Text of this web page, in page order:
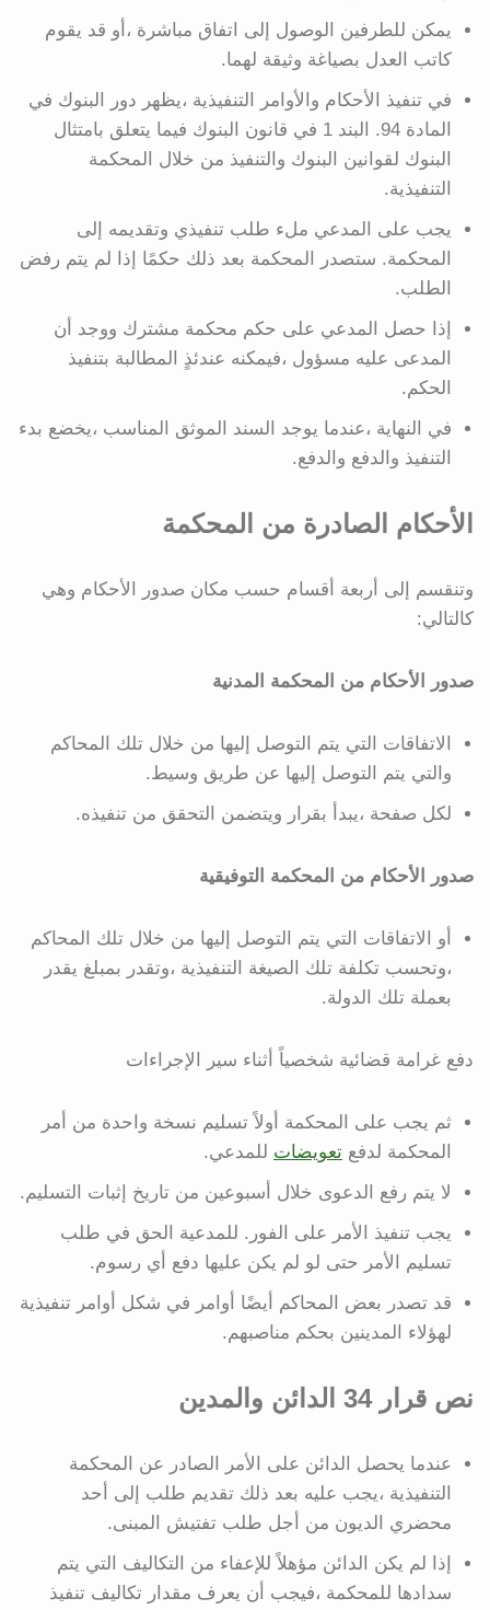
يمكن للطرفين الوصول إلى اتفاق مباشرة ،أو قد يقوم
كاتب العدل بصياغة وثيقة لهما.
في تنفيذ الأحكام والأوامر التنفيذية ،يظهر دور البنوك في
المادة 94. البند 1 في قانون البنوك فيما يتعلق بامتثال
البنوك لقوانين البنوك والتنفيذ من خلال المحكمة
التنفيذية.
يجب على المدعي ملء طلب تنفيذي وتقديمه إلى
المحكمة. ستصدر المحكمة بعد ذلك حكمًا إذا لم يتم رفض
الطلب.
إذا حصل المدعي على حكم محكمة مشترك ووجد أن
المدعى عليه مسؤول ،فيمكنه عندئذٍ المطالبة بتنفيذ
الحكم.
في النهاية ،عندما يوجد السند الموثق المناسب ،يخضع بدء
التنفيذ والدفع والدفع.
الأحكام الصادرة من المحكمة
وتنقسم إلى أربعة أقسام حسب مكان صدور الأحكام وهي
كالتالي:
صدور الأحكام من المحكمة المدنية
الاتفاقات التي يتم التوصل إليها من خلال تلك المحاكم
والتي يتم التوصل إليها عن طريق وسيط.
لكل صفحة ،يبدأ بقرار ويتضمن التحقق من تنفيذه.
صدور الأحكام من المحكمة التوفيقية
أو الاتفاقات التي يتم التوصل إليها من خلال تلك المحاكم
،وتحسب تكلفة تلك الصيغة التنفيذية ،وتقدر بمبلغ يقدر
بعملة تلك الدولة.
دفع غرامة قضائية شخصياً أثناء سير الإجراءات
ثم يجب على المحكمة أولاً تسليم نسخة واحدة من أمر
المحكمة لدفع تعويضات للمدعي.
لا يتم رفع الدعوى خلال أسبوعين من تاريخ إثبات التسليم.
يجب تنفيذ الأمر على الفور. للمدعية الحق في طلب
تسليم الأمر حتى لو لم يكن عليها دفع أي رسوم.
قد تصدر بعض المحاكم أيضًا أوامر في شكل أوامر تنفيذية
لهؤلاء المدينين بحكم مناصبهم.
نص قرار 34 الدائن والمدين
عندما يحصل الدائن على الأمر الصادر عن المحكمة
التنفيذية ،يجب عليه بعد ذلك تقديم طلب إلى أحد
محضري الديون من أجل طلب تفتيش المبنى.
إذا لم يكن الدائن مؤهلاً للإعفاء من التكاليف التي يتم
سدادها للمحكمة ،فيجب أن يعرف مقدار تكاليف تنفيذ